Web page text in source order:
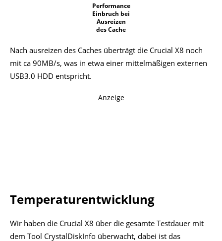
Performance
Einbruch bei
Ausreizen
des Cache
Nach ausreizen des Caches überträgt die Crucial X8 noch
mit ca 90MB/s, was in etwa einer mittelmäßigen externen
USB3.0 HDD entspricht.
Anzeige
Temperaturentwicklung
Wir haben die Crucial X8 über die gesamte Testdauer mit
dem Tool CrystalDiskInfo überwacht, dabei ist das